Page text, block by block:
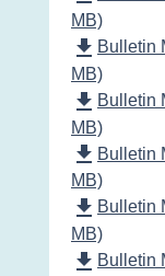
MB)
file_download Bulletin
MB)
file_download Bulletin
MB)
file_download Bulletin
MB)
file_download Bulletin
MB)
file_download Bulletin